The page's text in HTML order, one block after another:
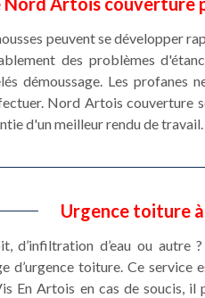
peuvent se développer
des problèmes
démoussage. Les
Nord Artois couverture
d'un meilleur rendu de travail.
Urgence toiture
d’infiltration d’eau ou
d’urgence toiture. Ce
En Artois en cas de soucis,